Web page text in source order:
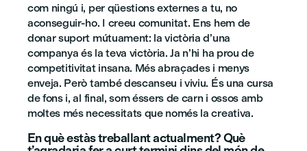
com ningú i, per qüestions externes a tu, no
aconseguir-ho. I creeu comunitat. Ens hem de
donar suport mútuament: la victòria d’una
companya és la teva victòria. Ja n’hi ha prou de
competitivitat insana. Més abraçades i menys
enveja. Però també descanseu i viviu. És una cursa
de fons i, al final, som éssers de carn i ossos amb
moltes més necessitats que només la creativa.
En què estàs treballant actualment? Què